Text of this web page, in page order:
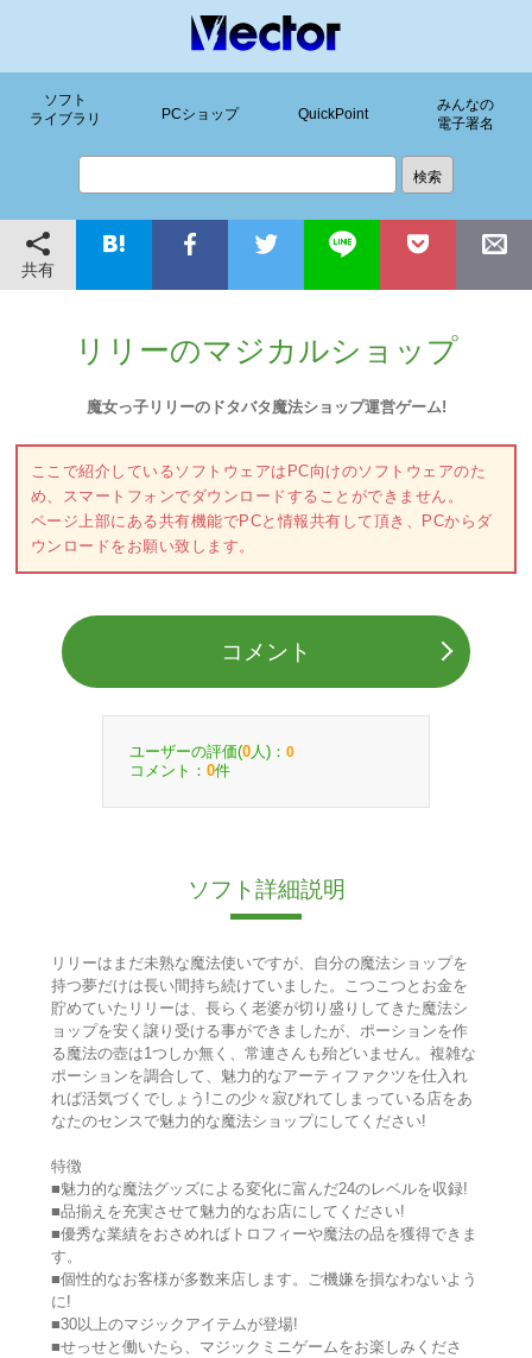
ソフト
ライブラリ
PCショップ QuickPoint
みんなの
電子署名
共有
リリーのマジカルショップ
魔女っ子リリーのドタバタ魔法ショップ運営ゲーム!
ここで紹介しているソフトウェアはPC向けのソフトウェアのた
め、スマートフォンでダウンロードすることができません。
ページ上部にある共有機能でPCと情報共有して頂き、PCからダ
ウンロードをお願い致します。
コメント
ユーザーの評価(0 人)： 0
コメント： 0件
ソフト詳細説明
リリーはまだ未熟な魔法使いですが、自分の魔法ショップを
持つ夢だけは長い間持ち続けていました。こつこつとお金を
貯めていたリリーは、長らく老婆が切り盛りしてきた魔法シ
ョップを安く譲り受ける事ができましたが、ポーションを作
る魔法の壺は1つしか無く、常連さんも殆どいません。複雑な
ポーションを調合して、魅力的なアーティファクツを仕入れ
れば活気づくでしょう!この少々寂びれてしまっている店をあ
なたのセンスで魅力的な魔法ショップにしてください!
特徴
■魅力的な魔法グッズによる変化に富んだ24のレベルを収録!
■品揃えを充実させて魅力的なお店にしてください!
■優秀な業績をおさめればトロフィーや魔法の品を獲得できま
す。
■個性的なお客様が多数来店します。ご機嫌を損なわないよう
に!
■30以上のマジックアイテムが登場!
■せっせと働いたら、マジックミニゲームをお楽しみくださ